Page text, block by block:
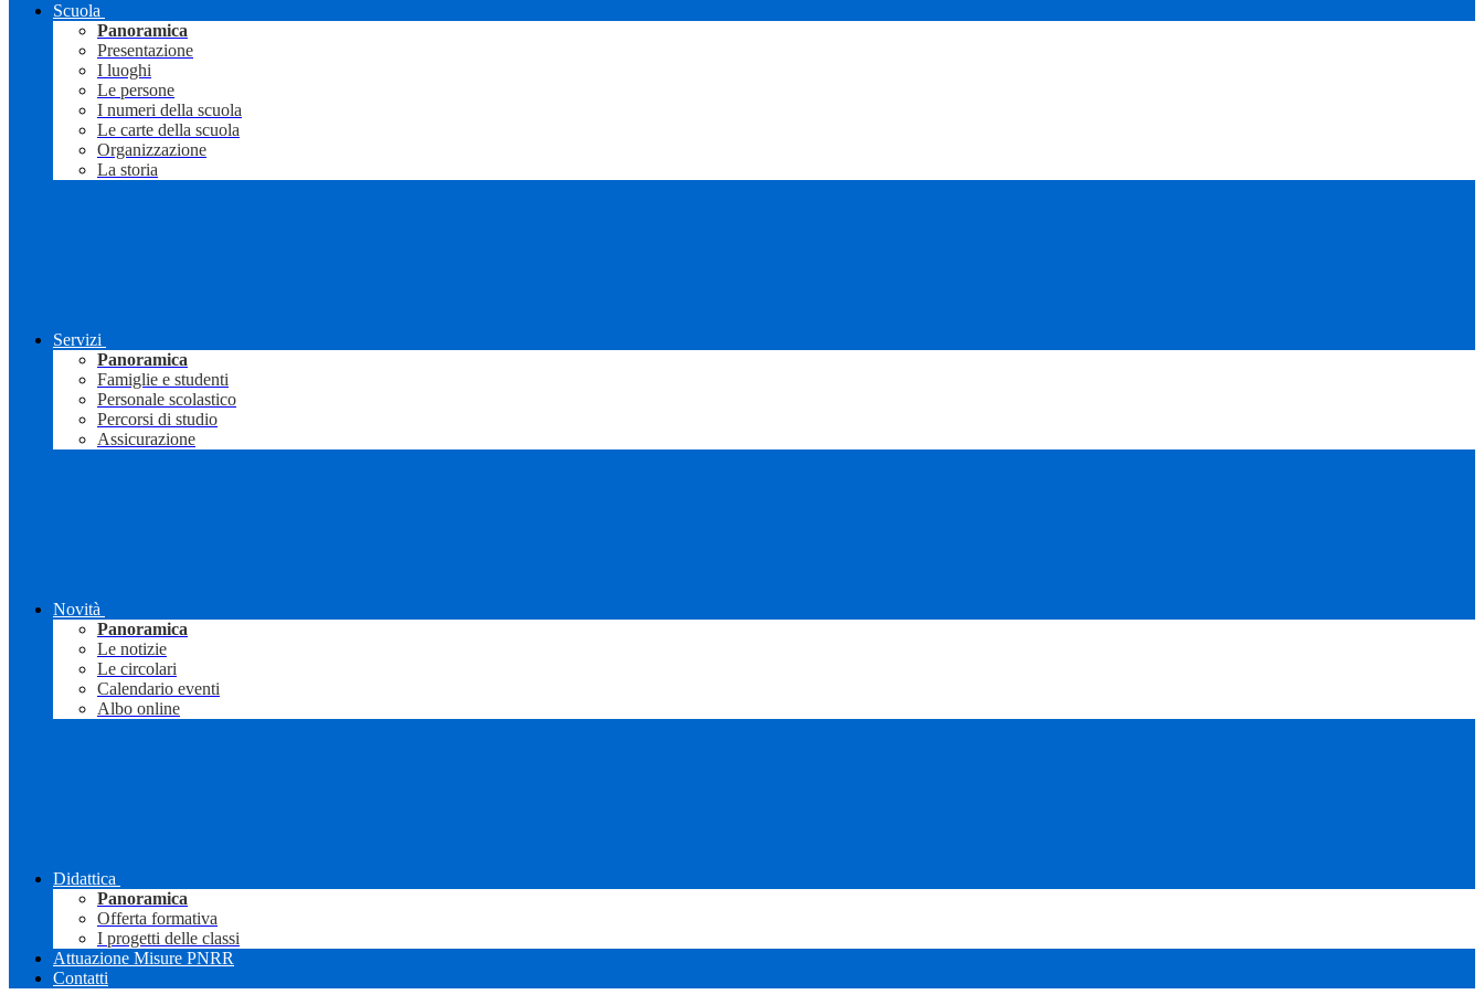
Scuola
Panoramica
Presentazione
I luoghi
Le persone
I numeri della scuola
Le carte della scuola
Organizzazione
La storia
Servizi
Panoramica
Famiglie e studenti
Personale scolastico
Percorsi di studio
Assicurazione
Novità
Panoramica
Le notizie
Le circolari
Calendario eventi
Albo online
Didattica
Panoramica
Offerta formativa
I progetti delle classi
Attuazione Misure PNRR
Contatti